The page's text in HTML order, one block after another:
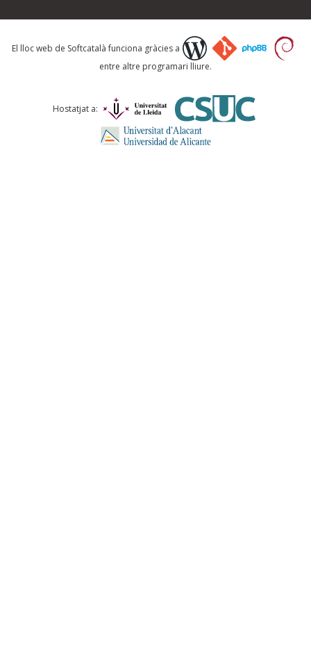
Què proposeu?
Comentari *
El lloc web de Softcatalà funciona gràcies a
entre altre programari lliure.
Hostatjat a: